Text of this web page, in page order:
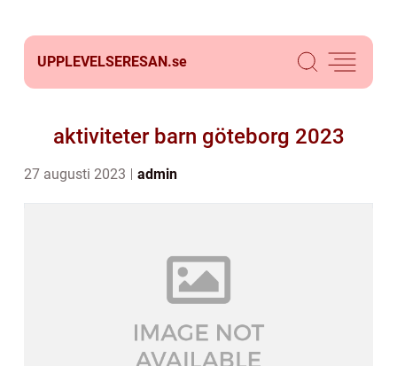
UPPLEVELSERESAN.se
aktiviteter barn göteborg 2023
27 augusti 2023 admin